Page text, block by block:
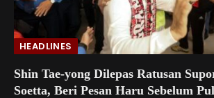
HEADLINES
Shin Tae-yong Dilepas Ratusan
Soetta, Beri Pesan Haru Sebelum